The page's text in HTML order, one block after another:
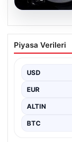
07.08.2026
Ahbap
atandı.
Piyasa Verileri
USD
EUR
ALTIN
BTC